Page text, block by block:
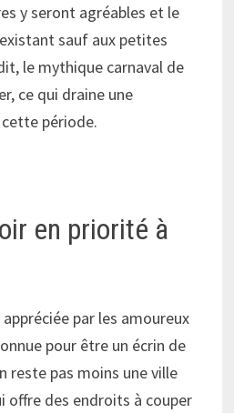
y seront agréables et le
sauf aux petites
le mythique carnaval de
ce qui draine une
période.
en priorité à
par les amoureux
pour être un écrin de
reste pas moins une ville
offre des endroits à couper